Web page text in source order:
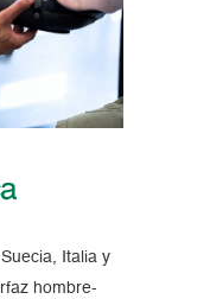
Italia y
hombre-